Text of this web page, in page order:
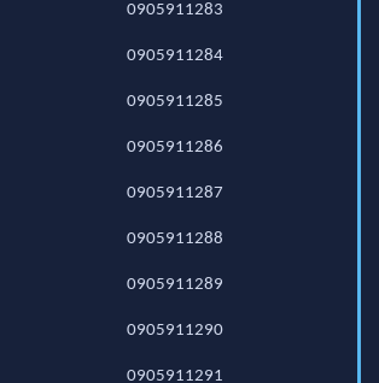
0905911283
0905911284
0905911285
0905911286
0905911287
0905911288
0905911289
0905911290
0905911291